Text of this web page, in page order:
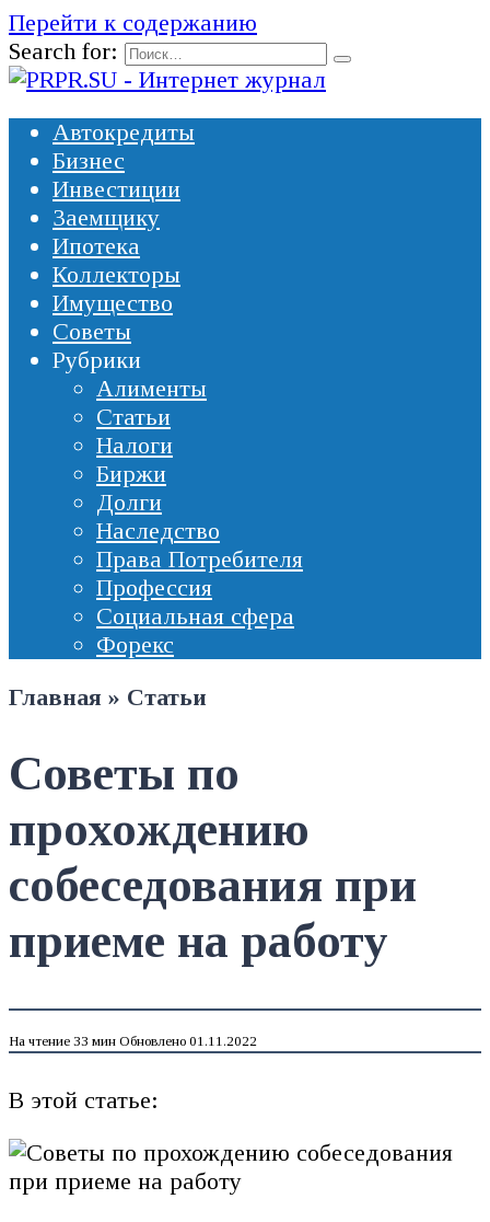
Перейти к содержанию
Search for:
Автокредиты
Бизнес
Инвестиции
Заемщику
Ипотека
Коллекторы
Имущество
Советы
Рубрики
Алименты
Статьи
Налоги
Биржи
Долги
Наследство
Права Потребителя
Профессия
Социальная сфера
Форекс
Главная » Статьи
Советы по
прохождению
собеседования при
приеме на работу
На чтение 33 мин Обновлено 01.11.2022
В этой статье: